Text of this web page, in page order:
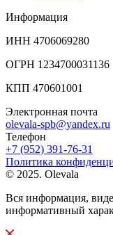
Информация
ИНН 4706069280
ОГРН 1234700031136
КПП 470601001
Электронная почта
olevala-spb@yandex.ru
Телефон
+7 (952) 391-76-31
Политика
© 2025. Olevala
Вся информация,
информативный